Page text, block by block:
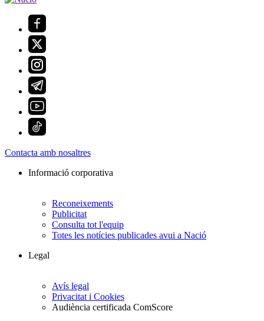
Contacta amb nosaltres
Informació corporativa
Reconeixements
Publicitat
Consulta tot l'equip
Totes les notícies publicades avui a Nació
Legal
Avís legal
Privacitat i Cookies
Audiència certificada ComScore